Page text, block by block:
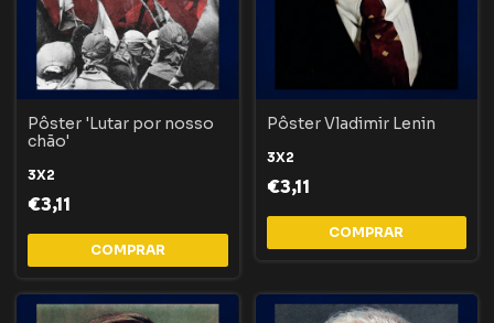
Pôster 'Lutar por nosso
chão'
3X2
€3,11
COMPRAR
Pôster Vladimir Lenin
3X2
€3,11
COMPRAR